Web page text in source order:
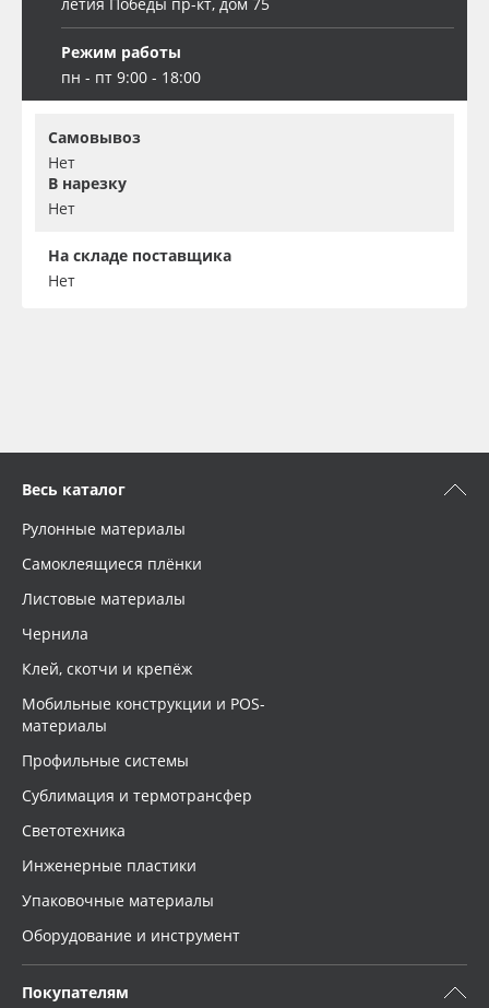
Режим работы
пн - пт 9:00 - 18:00
Самовывоз
Нет
В нарезку
Нет
На складе поставщика
Нет
Весь каталог
Рулонные материалы
Самоклеящиеся плёнки
Листовые материалы
Чернила
Клей, скотчи и крепёж
Мобильные конструкции и POS-
материалы
Профильные системы
Сублимация и термотрансфер
Светотехника
Инженерные пластики
Упаковочные материалы
Оборудование и инструмент
Покупателям